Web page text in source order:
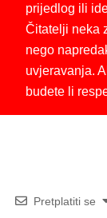
prijedlog ili
Čitatelji neka
nego
uvjeravanja.
budete li
Pretplatiti se